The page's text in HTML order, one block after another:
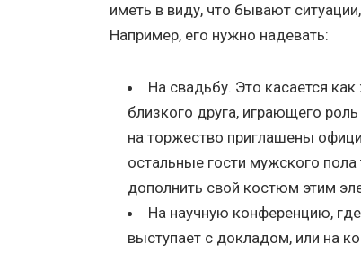
иметь в виду, что бывают
Например, его нужно надевать:
На свадьбу. Это касается как
близкого друга, играющего
на торжество приглашены
остальные гости мужского
дополнить свой костюм этим
На научную конференцию,
выступает с докладом, или на